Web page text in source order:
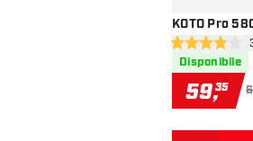
KOTO Pro
3.9 stelle di
Disponibile
59,35